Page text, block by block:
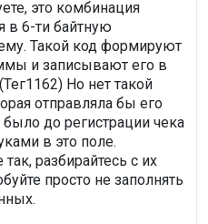
это комбинация
в 6-ти байтную
Такой код формируют
и записывают его в
Но нет такой
отправляла бы его
до регистрации чека
в это поле.
разбирайтесь с их
просто не заполнять